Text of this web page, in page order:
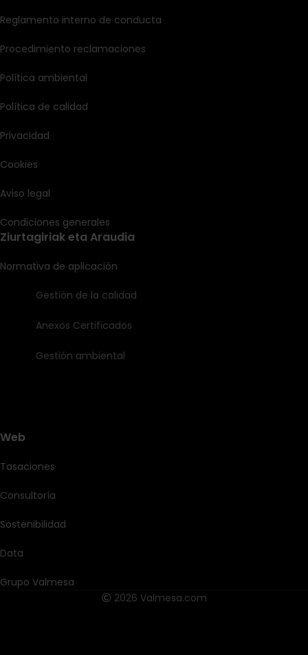
Reglamento interno de conducta
Procedimiento reclamaciones
Política ambiental
Política de calidad
Privacidad
Cookies
Aviso legal
Condiciones generales
Ziurtagiriak eta Araudia
Normativa de aplicación
Gestión de la calidad
Anexos Certificados
Gestión ambiental
Web
Tasaciones
Consultoría
Sostenibilidad
Data
Grupo Valmesa
2026 Valmesa.com